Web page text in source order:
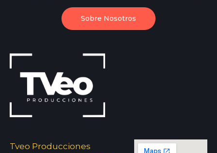
Sobre Nosotros
Tveo Producciones